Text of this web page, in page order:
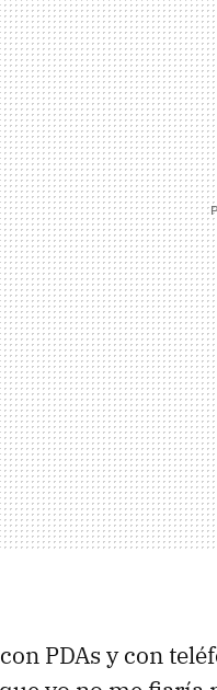
PDAs y con